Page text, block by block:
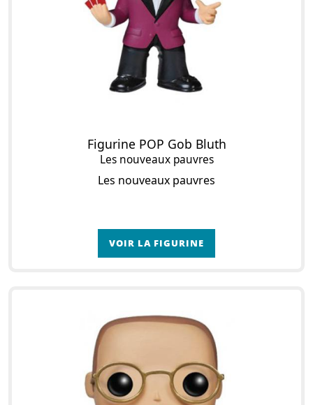
Figurine POP Gob Bluth
Les nouveaux pauvres
Les nouveaux pauvres
VOIR LA FIGURINE